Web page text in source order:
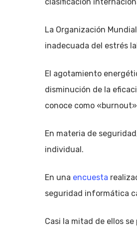
La Organización
inadecuada del estrés
El agotamiento
disminución de la
conoce como
En materia de
individual.
En una encuesta
seguridad informática
Casi la mitad de ellos